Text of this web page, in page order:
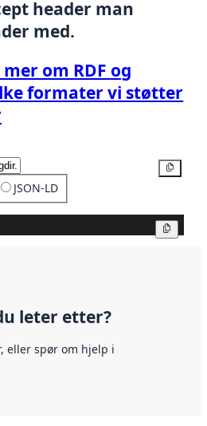
header man
med.
mer om RDF og
formater vi støtter
JSON-LD
leter etter?
eller spør om hjelp i